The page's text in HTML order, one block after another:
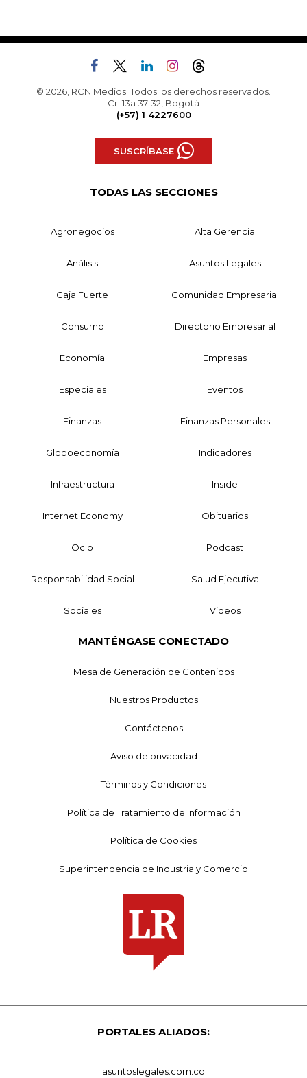
© 2026, RCN Medios. Todos los derechos reservados.
Cr. 13a 37-32, Bogotá
(+57) 1 4227600
SUSCRÍBASE
TODAS LAS SECCIONES
Agronegocios Alta Gerencia
Análisis Asuntos Legales
Caja Fuerte Comunidad Empresarial
Consumo Directorio Empresarial
Economía Empresas
Especiales Eventos
Finanzas Finanzas Personales
Globoeconomía Indicadores
Infraestructura Inside
Internet Economy Obituarios
Ocio Podcast
Responsabilidad Social Salud Ejecutiva
Sociales Videos
MANTÉNGASE CONECTADO
Mesa de Generación de Contenidos
Nuestros Productos
Contáctenos
Aviso de privacidad
Términos y Condiciones
Política de Tratamiento de Información
Política de Cookies
Superintendencia de Industria y Comercio
PORTALES ALIADOS:
asuntoslegales.com.co